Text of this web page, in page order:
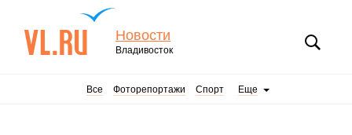
Новости
Владивосток
Все Фоторепортажи Спорт Еще